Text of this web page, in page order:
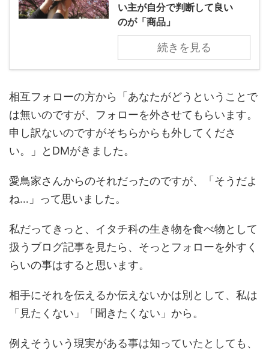
い主が自分で判断して良い
のが「商品」
続きを見る
相互フォローの方から「あなたがどうということで
は無いのですが、フォローを外させてもらいます。
申し訳ないのですがそちらからも外してくださ
い。」とDMがきました。
愛鳥家さんからのそれだったのですが、「そうだよ
ね…」って思いました。
私だってきっと、イタチ科の生き物を食べ物として
扱うブログ記事を見たら、そっとフォローを外すく
らいの事はすると思います。
相手にそれを伝えるか伝えないかは別として、私は
「見たくない」「聞きたくない」から。
例えそういう現実がある事は知っていたとしても、